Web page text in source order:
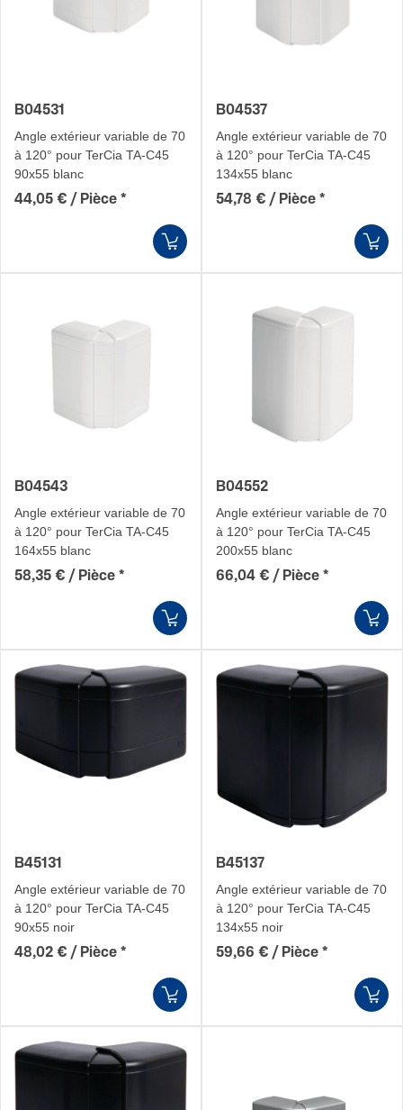
B04531
Angle extérieur variable de 70
à 120° pour TerCia TA-C45
90x55 blanc
44,05 € / Pièce *
B04537
Angle extérieur variable de 70
à 120° pour TerCia TA-C45
134x55 blanc
54,78 € / Pièce *
B04543
Angle extérieur variable de 70
à 120° pour TerCia TA-C45
164x55 blanc
58,35 € / Pièce *
B04552
Angle extérieur variable de 70
à 120° pour TerCia TA-C45
200x55 blanc
66,04 € / Pièce *
B45131
Angle extérieur variable de 70
à 120° pour TerCia TA-C45
90x55 noir
48,02 € / Pièce *
B45137
Angle extérieur variable de 70
à 120° pour TerCia TA-C45
134x55 noir
59,66 € / Pièce *